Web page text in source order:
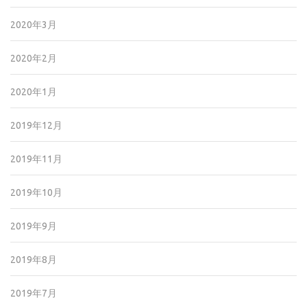
2020年3月
2020年2月
2020年1月
2019年12月
2019年11月
2019年10月
2019年9月
2019年8月
2019年7月